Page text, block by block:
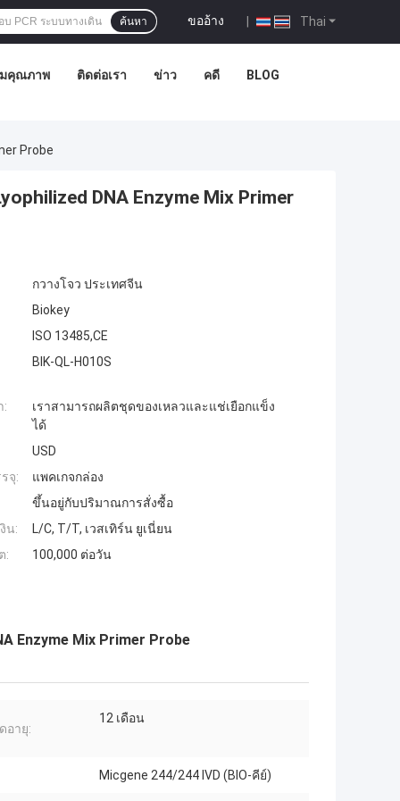
Thai
ขออ้าง |
ค้นหา
คุณภาพ ติดต่อเรา ข่าว คดี BLOG
Probe
DNA Enzyme Mix Primer
กวางโจว ประเทศจีน
Biokey
ISO 13485,CE
BIK-QL-H010S
:
เราสามารถผลิตชุดของเหลวและแช่เยือกแข็ง
ได้
USD
จุ:
แพคเกจกล่อง
ขึ้นอยู่กับปริมาณการสั่งซื้อ
น:
L/C, T/T, เวสเทิร์น ยูเนี่ยน
:
100,000 ต่อวัน
Enzyme Mix Primer Probe
อายุ:
12 เดือน
Micgene 244/244 IVD (BIO-คีย์)